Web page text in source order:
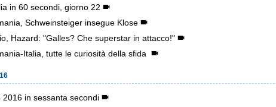
in 60 secondi, giorno 22
Schweinsteiger insegue Klose
Hazard: "Galles? Che superstar in attacco!"
Italia, tutte le curiosità della sfida
2016 in sessanta secondi